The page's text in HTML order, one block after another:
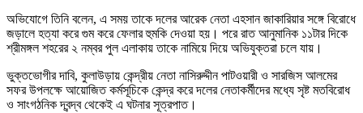
অভিযোগে তিনি বলেন, এ সময় তাকে দলের আরেক নেতা এহসান জাকারিয়ার সঙ্গে বিরোধে
জড়ালে হত্যা করে গুম করে ফেলার হুমকি দেওয়া হয়। পরে রাত আনুমানিক ১১টার দিকে
শ্রীমঙ্গল শহরের ২ নম্বর পুল এলাকায় তাকে নামিয়ে দিয়ে অভিযুক্তরা চলে যায়।
ভুক্তভোগীর দাবি, কুলাউড়ায় কেন্দ্রীয় নেতা নাসিরুদ্দীন পাটওয়ারী ও সারজিস আলমের
সফর উপলক্ষে আয়োজিত কর্মসূচিকে কেন্দ্র করে দলের নেতাকর্মীদের মধ্যে সৃষ্ট মতবিরোধ
ও সাংগঠনিক দ্বন্দ্ব থেকেই এ ঘটনার সূত্রপাত।